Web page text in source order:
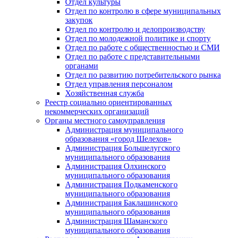
Отдел по контролю в сфере муниципальных
закупок
Отдел по контролю и делопроизводству
Отдел по молодежной политике и спорту
Отдел по работе с общественностью и СМИ
Отдел по работе с представительными
органами
Отдел по развитию потребительского рынка
Отдел управления персоналом
Хозяйственная служба
Реестр социально ориентированных
некоммерческих организаций
Органы местного самоуправления
Администрация муниципального
образования «город Шелехов»
Администрация Большелугского
муниципального образования
Администрация Олхинского
муниципального образования
Администрация Подкаменского
муниципального образования
Администрация Баклашинского
муниципального образования
Администрация Шаманского
муниципального образования